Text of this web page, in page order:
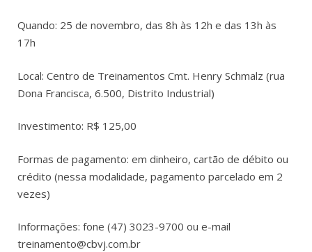
Quando: 25 de novembro, das 8h às 12h e das 13h às
17h
Local: Centro de Treinamentos Cmt. Henry Schmalz (rua
Dona Francisca, 6.500, Distrito Industrial)
Investimento: R$ 125,00
Formas de pagamento: em dinheiro, cartão de débito ou
crédito (nessa modalidade, pagamento parcelado em 2
vezes)
Informações: fone (47) 3023-9700 ou e-mail
treinamento@cbvj.com.br